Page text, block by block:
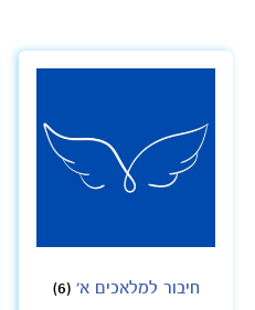
חיבור למלאכים א'(6)